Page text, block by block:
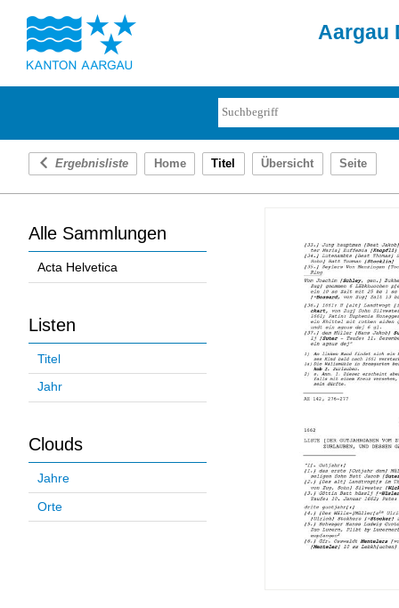
Aargau
Ergebnisliste Home Titel Übersicht Seite
Alle Sammlungen
Acta Helvetica
Listen
Titel
Jahr
Clouds
Jahre
Orte